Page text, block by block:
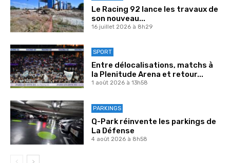
Le Racing 92 lance les travaux de
son nouveau...
16 juillet 2026 à 8h29
SPORT
Entre délocalisations, matchs à
la Plenitude Arena et retour...
1 août 2026 à 13h58
PARKINGS
Q-Park réinvente les parkings de
La Défense
4 août 2026 à 8h58